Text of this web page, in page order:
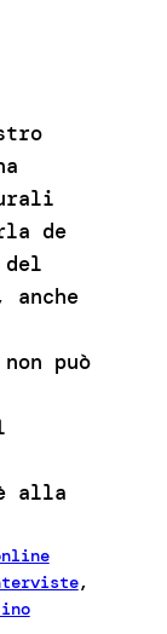
de
può
alla